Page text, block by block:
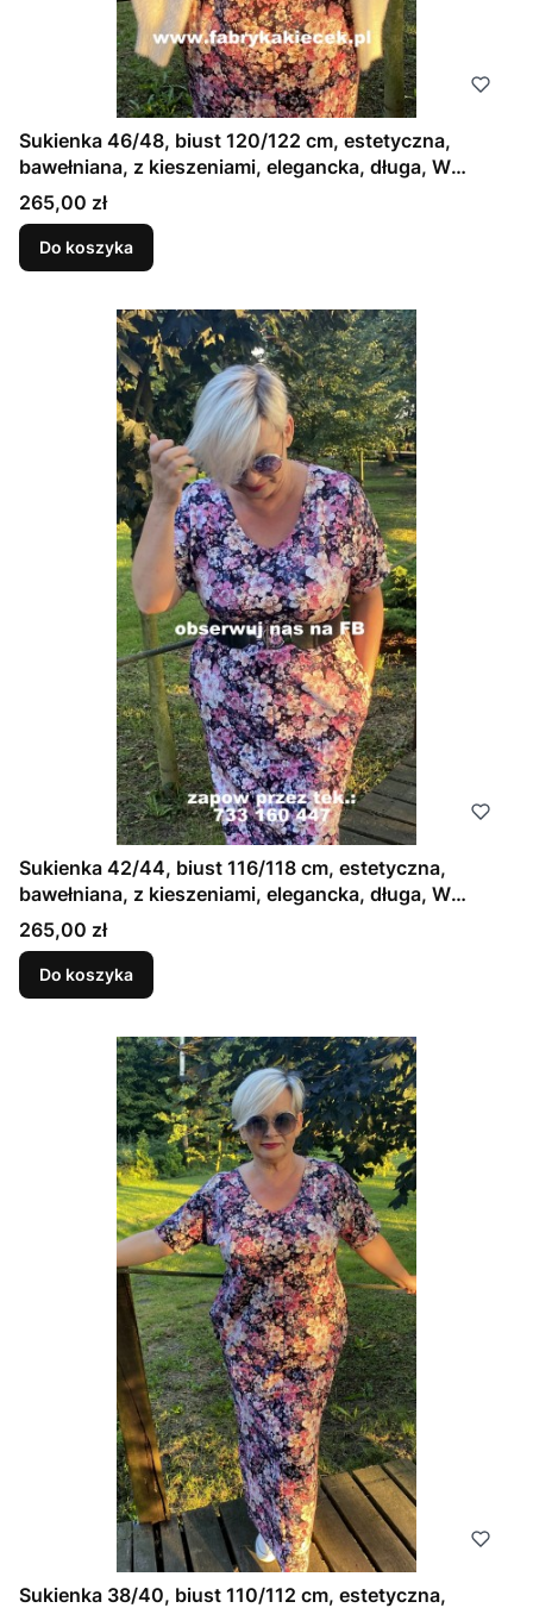
Sukienka 46/48, biust 120/122 cm, estetyczna,
bawełniana, z kieszeniami, elegancka, długa, W
KWIATY JABŁONI, RÓŻOWA
Cena
265,00 zł
Do koszyka
Sukienka 42/44, biust 116/118 cm, estetyczna,
bawełniana, z kieszeniami, elegancka, długa, W
KWIATY , JABŁONI, RÓŻOWA
Cena
265,00 zł
Do koszyka
Sukienka 38/40, biust 110/112 cm, estetyczna,